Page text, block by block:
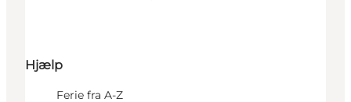
Hjælp
Ferie fra A-Z